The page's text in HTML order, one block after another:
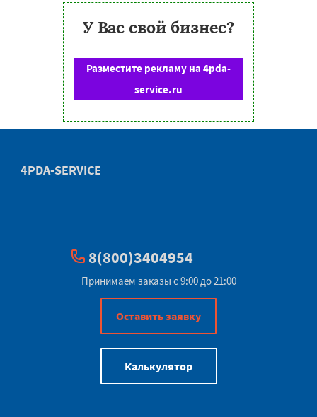
У Вас свой бизнес?
Разместите рекламу на 4pda-
service.ru
4PDA-SERVICE
8(800)3404954
Принимаем заказы с 9:00 до 21:00
Оставить заявку
Калькулятор